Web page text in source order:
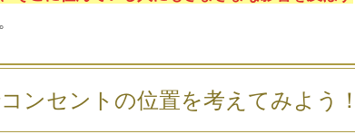
ンセントの位置を考えてみよう！